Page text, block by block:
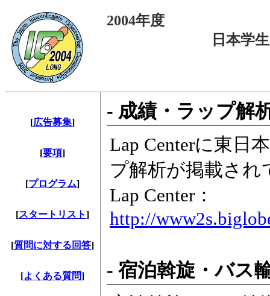
2004年度
日本学
[広告募集]
[要項]
[プログラム]
[スタートリスト]
[質問に対する回答]
[よくある質問]
- 成績・ラップ解
Lap Centerに東日
プ解析が掲載され
Lap Center：
http://
- 宿泊斡旋・バス